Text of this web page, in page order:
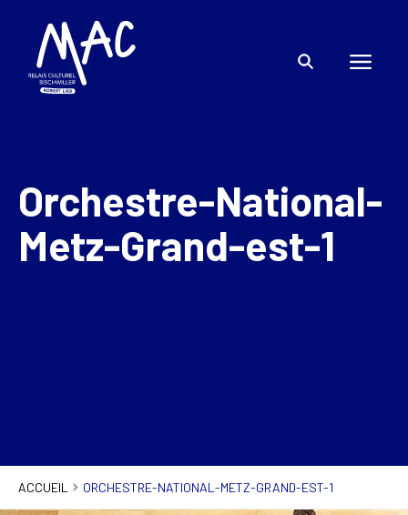
Orchestre-National-
Metz-Grand-est-1
ACCUEIL ORCHESTRE-NATIONAL-METZ-GRAND-EST-1